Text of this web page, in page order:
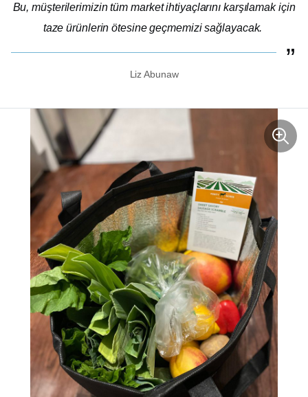
Bu, müşterilerimizin tüm market ihtiyaçlarını karşılamak için
taze ürünlerin ötesine geçmemizi sağlayacak.
Liz Abunaw